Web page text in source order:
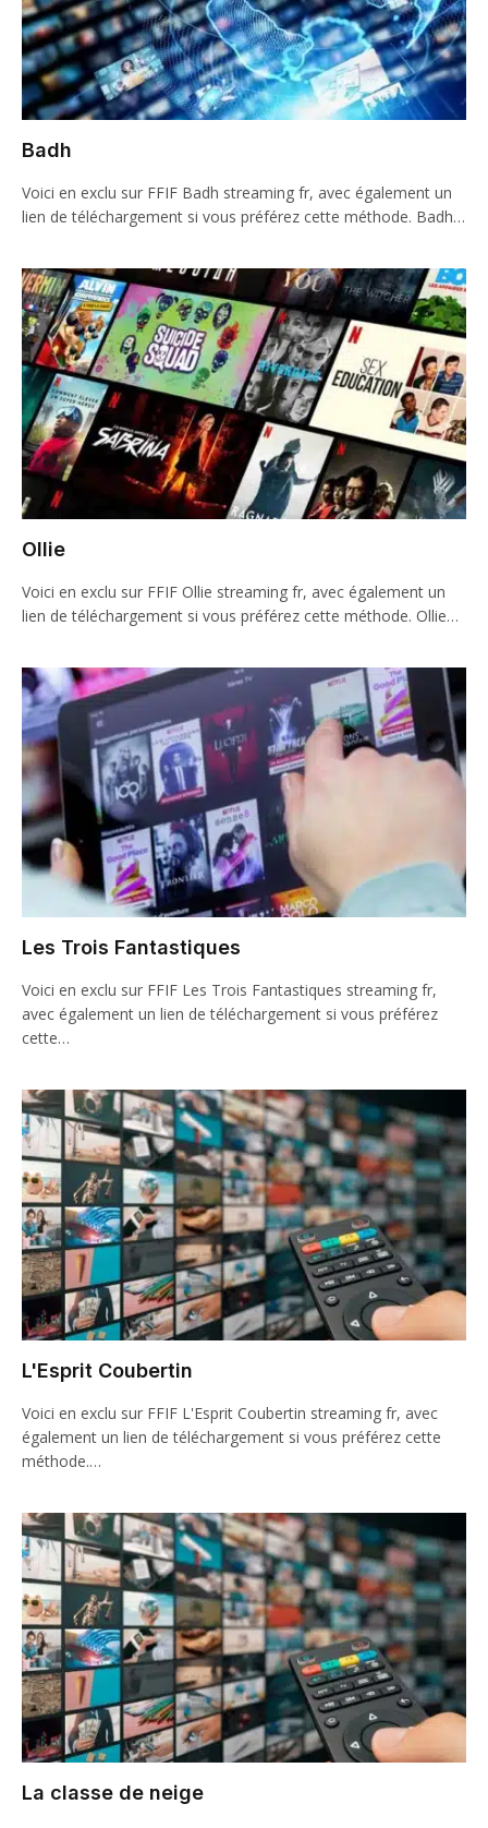
Badh
Voici en exclu sur FFIF Badh streaming fr, avec également un
lien de téléchargement si vous préférez cette méthode. Badh…
Ollie
Voici en exclu sur FFIF Ollie streaming fr, avec également un
lien de téléchargement si vous préférez cette méthode. Ollie…
Les Trois Fantastiques
Voici en exclu sur FFIF Les Trois Fantastiques streaming fr,
avec également un lien de téléchargement si vous préférez
cette…
L'Esprit Coubertin
Voici en exclu sur FFIF L'Esprit Coubertin streaming fr, avec
également un lien de téléchargement si vous préférez cette
méthode.…
La classe de neige